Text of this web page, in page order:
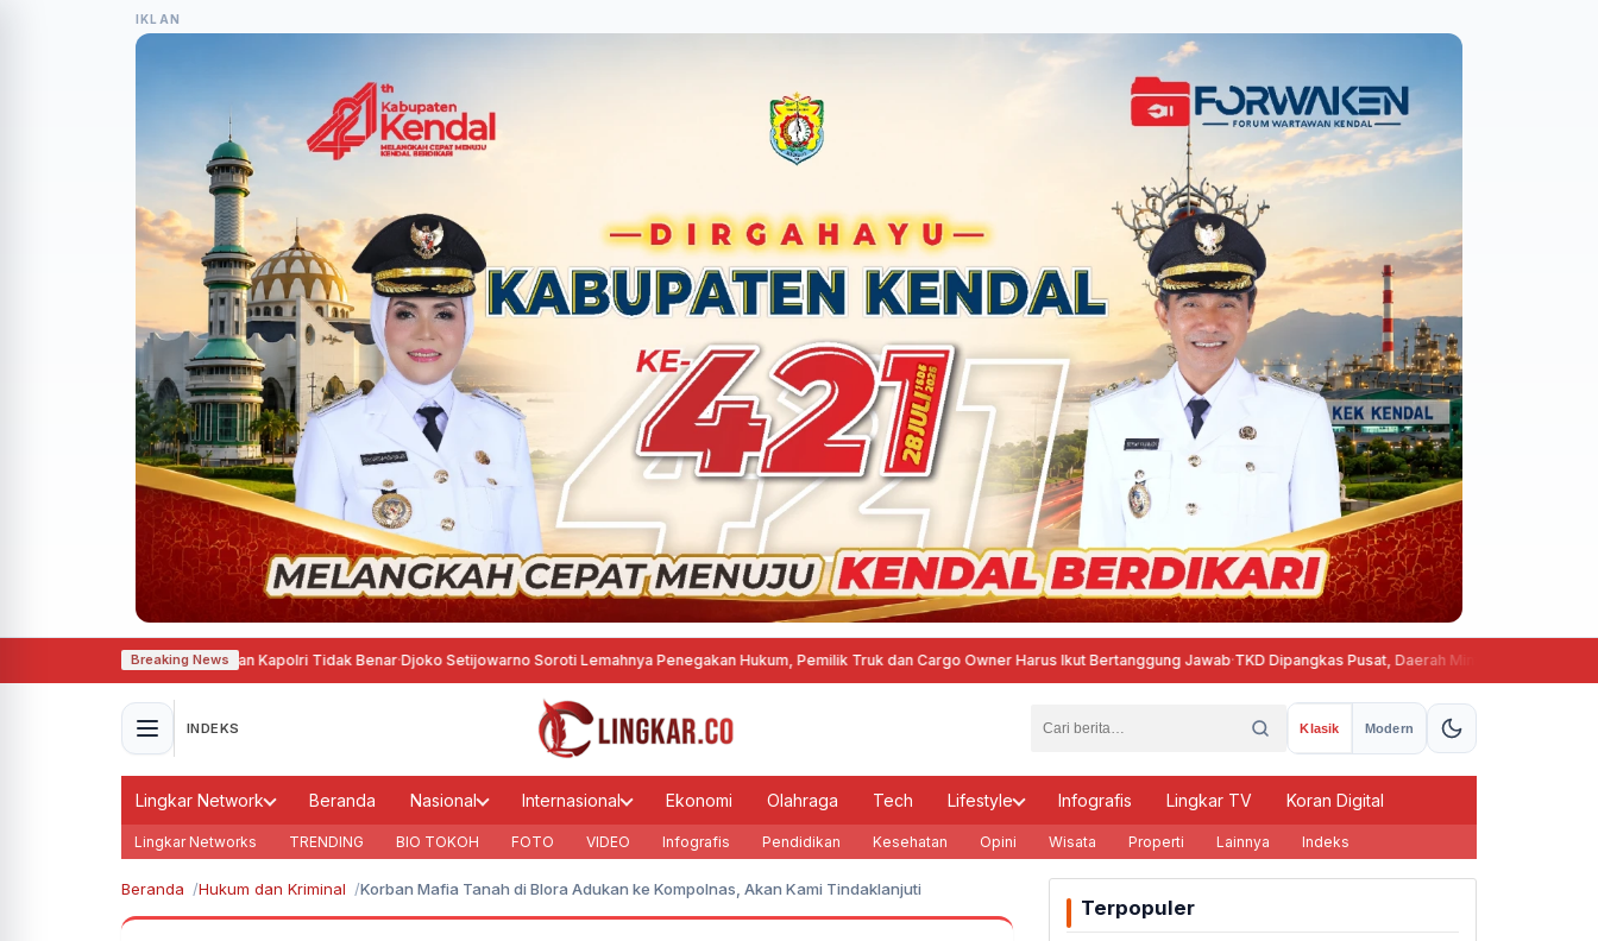
IKLAN
Breaking News
Rumor Penggantian Kapolri Tidak Benar·Djoko Setijowarno Soroti Lemahnya Penegakan Hukum, Pemilik Truk dan Cargo Owner Harus Ikut Bertanggung Jawab·TKD Dipangkas Pusat, Daerah Minta Skema Belanja Pegawai
INDEKS Klasik Modern
Lingkar Network Beranda Nasional Internasional Ekonomi Olahraga Tech Lifestyle Infografis Lingkar TV Koran Digital
Lingkar Networks TRENDING BIO TOKOH FOTO VIDEO Infografis Pendidikan Kesehatan Opini Wisata Properti Lainnya Indeks
Beranda Hukum dan Kriminal Korban Mafia Tanah di Blora Adukan ke Kompolnas, Akan Kami Tindaklanjuti
Terpopuler